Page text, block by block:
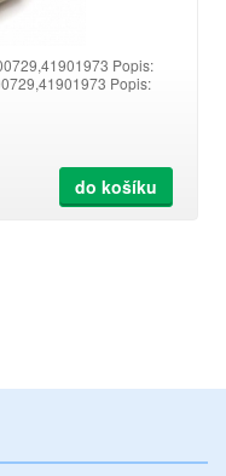
Popis:
Popis:
do košíku